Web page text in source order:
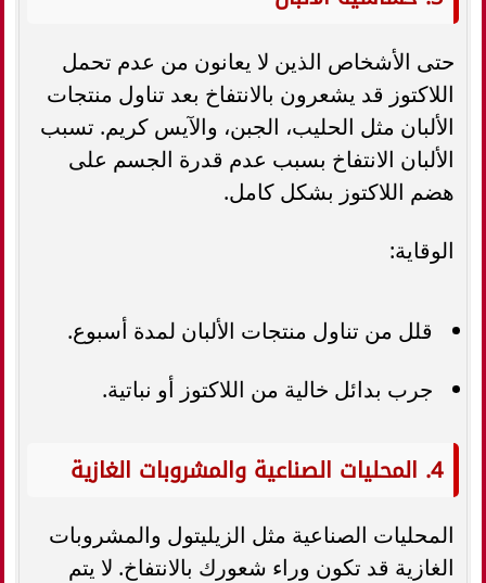
حتى الأشخاص الذين لا يعانون من عدم تحمل
اللاكتوز قد يشعرون بالانتفاخ بعد تناول منتجات
الألبان مثل الحليب، الجبن، والآيس كريم. تسبب
الألبان الانتفاخ بسبب عدم قدرة الجسم على
هضم اللاكتوز بشكل كامل.
الوقاية:
قلل من تناول منتجات الألبان لمدة أسبوع.
جرب بدائل خالية من اللاكتوز أو نباتية.
4. المحليات الصناعية والمشروبات الغازية
المحليات الصناعية مثل الزيليتول والمشروبات
الغازية قد تكون وراء شعورك بالانتفاخ. لا يتم